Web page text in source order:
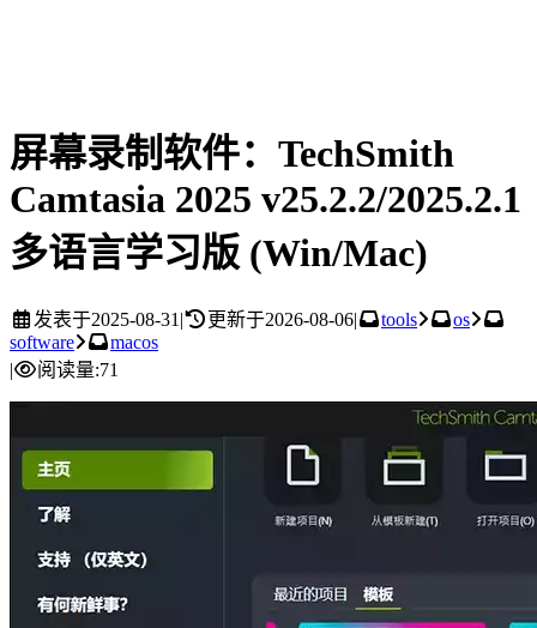
屏幕录制软件：TechSmith
Camtasia 2025 v25.2.2/2025.2.1
多语言学习版 (Win/Mac)
发表于2025-08-31 | 更新于2026-08-06| tools
os
software
macos
|
阅读量:71